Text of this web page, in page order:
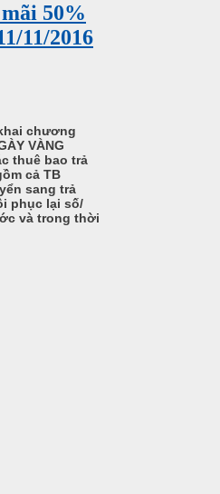
50%
11/2016
chương
VÀNG
thuê bao trả
cả TB
sang trả
phục lại số/
và trong thời